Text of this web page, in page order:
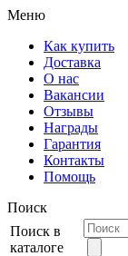
Меню
Как купить
Доставка
О нас
Вакансии
Отзывы
Награды
Гарантия
Контакты
Помощь
Поиск
Поиск в
каталоге